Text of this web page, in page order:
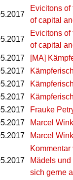
Evicitons
of capital
Evicitons
of capital
[MA]
Frauke
Marcel
Marcel
Mädels
sich gerne